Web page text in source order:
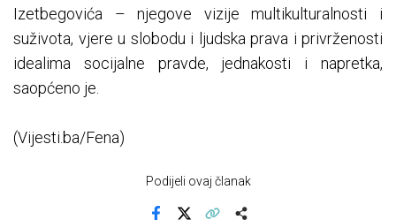
Izetbegovića – njegove vizije multikulturalnosti i
suživota, vjere u slobodu i ljudska prava i privrženosti
idealima socijalne pravde, jednakosti i napretka,
saopćeno je.
(Vijesti.ba/Fena)
Podijeli ovaj članak